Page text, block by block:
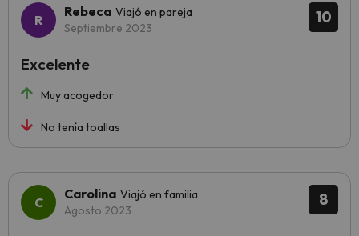
10
Rebeca Viajó en pareja
Septiembre 2023
Muy acogedor
No tenía toallas
Excelente
8
Carolina Viajó en familia
Agosto 2023